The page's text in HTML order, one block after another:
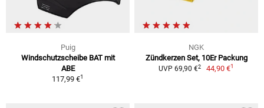
Puig
Windschutzscheibe BAT mit
ABE
117,99 €1
NGK
Zündkerzen Set, 10Er Packung
UVP 69,90 €2 44,90 €1